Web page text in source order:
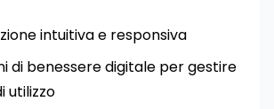
intuitiva e responsiva
di benessere digitale per gestire
utilizzo